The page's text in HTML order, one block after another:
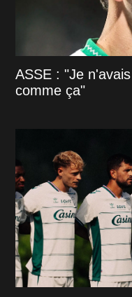
ASSE : "Je
comme ça"